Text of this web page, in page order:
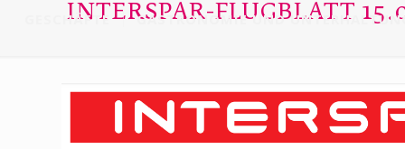
GESCHÄFTE GASTRONOMIE UND
INTERSPAR-FLUGBLATT